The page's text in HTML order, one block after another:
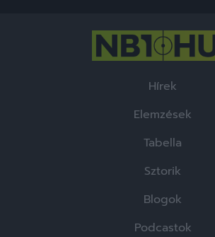
Hírek
Elemzések
Tabella
Sztorik
Blogok
Podcastok